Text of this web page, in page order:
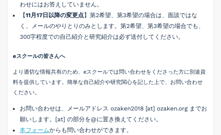
わせにはお答えしていません。
【11月17日以降の変更点】第2希望、第3希望の場合は、面談ではな
く、メールのやりとりのみとします。第2希望、第3希望の場合でも、
300字程度での自己紹介と研究紹介は必ず送付してください。
eスクールの皆さんへ
より適切な情報共有のため、eスクールでは問い合わせをくださった方に別途資
料を提供しています。簡単な自己紹介や研究関心を記した上で、お問い合わせ
ください。
お問い合わせは、メールアドレス ozaken2018 [at] ozaken.org までお
願いします。[at] の部分を@に置き換えてください。
本フォームからも問い合わせができます。